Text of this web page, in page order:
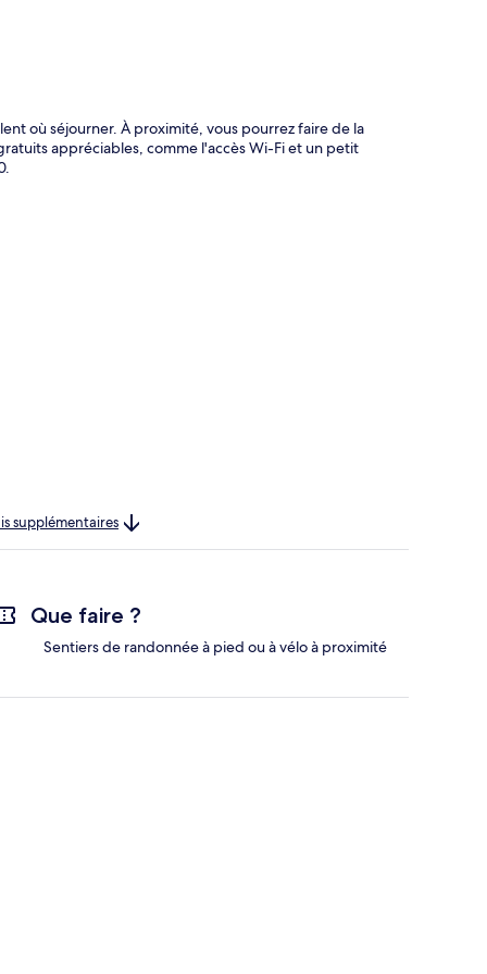
où séjourner. À proximité, vous pourrez faire de la
appréciables, comme l'accès Wi-Fi et un petit
supplémentaires
Que faire ?
Sentiers de randonnée à pied ou à vélo à proximité